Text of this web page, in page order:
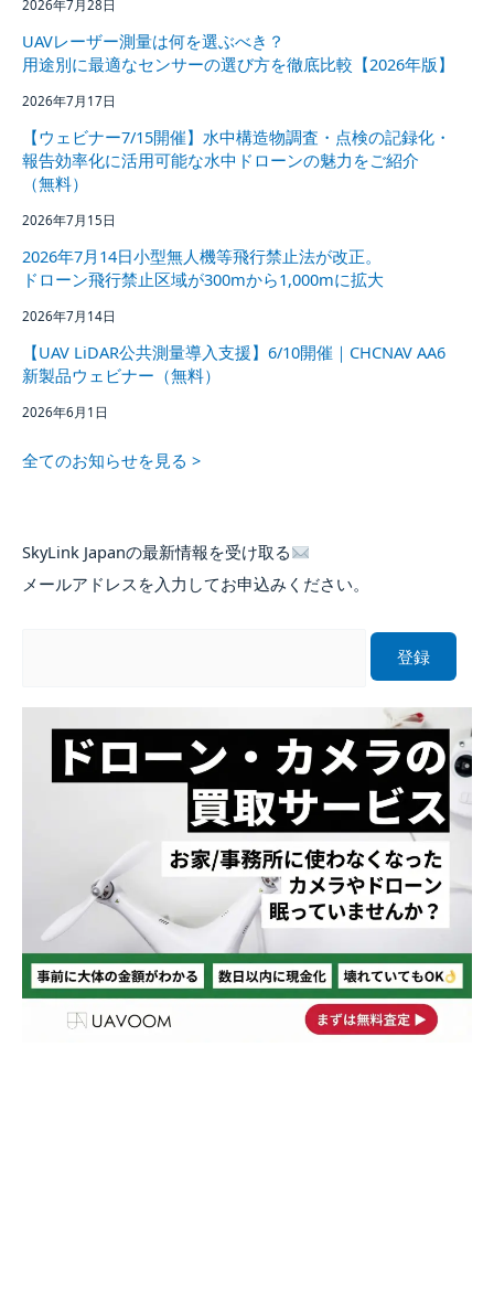
2026年7月28日
UAVレーザー測量は何を選ぶべき？
用途別に最適なセンサーの選び方を徹底比較【2026年版】
2026年7月17日
【ウェビナー7/15開催】水中構造物調査・点検の記録化・
報告効率化に活用可能な水中ドローンの魅力をご紹介
（無料）
2026年7月15日
2026年7月14日小型無人機等飛行禁止法が改正。
ドローン飛行禁止区域が300mから1,000mに拡大
2026年7月14日
【UAV LiDAR公共測量導入支援】6/10開催｜CHCNAV AA6
新製品ウェビナー（無料）
2026年6月1日
全てのお知らせを見る >
SkyLink Japanの最新情報を受け取る
メールアドレスを入力してお申込みください。